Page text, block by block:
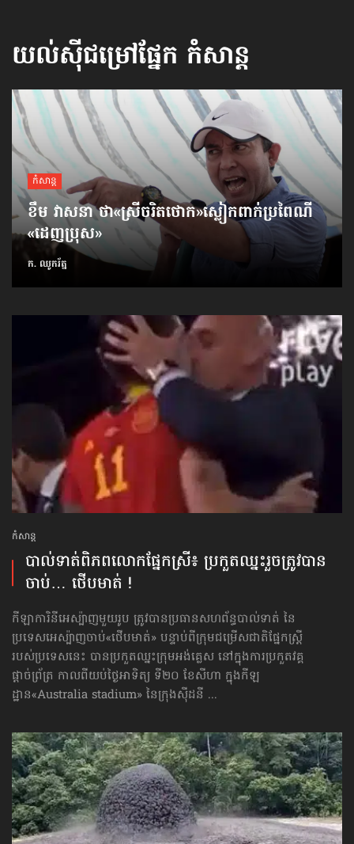
យល់ស៊ីជម្រៅផ្នែក កំសាន្ដ
កំសាន្ដ
ខឹម វាសនា ថា«ស្រីចរិតថោក»​ស្លៀកពាក់ប្រពៃណី​
«ដេញប្រុស»
ក. ឈូករ័ត្ន
កំសាន្ដ
បាល់ទាត់​ពិភពលោក​ផ្នែកស្រី៖ ប្រកួតឈ្នះរួច​ត្រូវបាន
ចាប់… ថើបមាត់ !
កីឡាការិនីអេស្ប៉ាញមួយរូប ត្រូវបានប្រធានសហព័ន្ធបាល់ទាត់ នៃ
ប្រទេសអេស្ប៉ាញចាប់«ថើបមាត់» បន្ទាប់ពីក្រុមជម្រើសជាតិផ្នែកស្ត្រី
របស់ប្រទេសនេះ បានប្រកួតឈ្នះក្រុមអង់គ្លេស នៅក្នុងការប្រកួតវគ្គ
ផ្ដាច់ព្រ័ត្រ កាលពីយប់ថ្ងៃអាទិត្យ ទី២០ ខែសីហា ក្នុងកីឡ
ដ្ឋាន«Australia stadium» នៃក្រុងស៊ីដនី ...